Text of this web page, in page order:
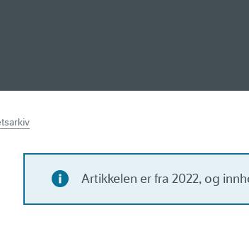
Artikkelen er fra 2022, og